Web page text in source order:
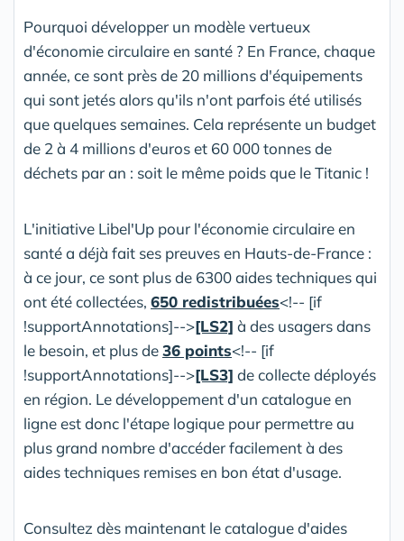
Pourquoi développer un modèle vertueux
d'économie circulaire en santé ? En France, chaque
année, ce sont près de 20 millions d'équipements
qui sont jetés alors qu'ils n'ont parfois été utilisés
que quelques semaines. Cela représente un budget
de 2 à 4 millions d'euros et 60 000 tonnes de
déchets par an : soit le même poids que le Titanic !
L'initiative Libel'Up pour l'économie circulaire en
santé a déjà fait ses preuves en Hauts-de-France :
à ce jour, ce sont plus de 6300 aides techniques qui
ont été collectées, 650 redistribuées<!-- [if
!supportAnnotations]-->[LS2] à des usagers dans
le besoin, et plus de36 points<!-- [if
!supportAnnotations]-->[LS3] de collecte déployés
en région. Le développement d'un catalogue en
ligne est donc l'étape logique pour permettre au
plus grand nombre d'accéder facilement à des
aides techniques remises en bon état d'usage.
Consultez dès maintenant le catalogue d'aides